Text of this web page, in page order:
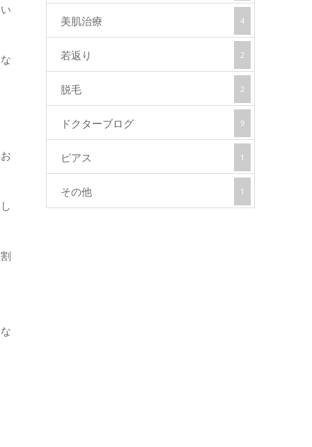
美肌治療 4
若返り 2
脱毛 2
ドクターブログ 9
ピアス 1
その他 1